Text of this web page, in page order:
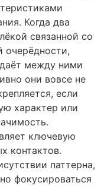
Когда два
связанной со
очерёдности,
между ними
они вовсе не
если
характер или
ключевую
контактов.
паттерна,
фокусироваться